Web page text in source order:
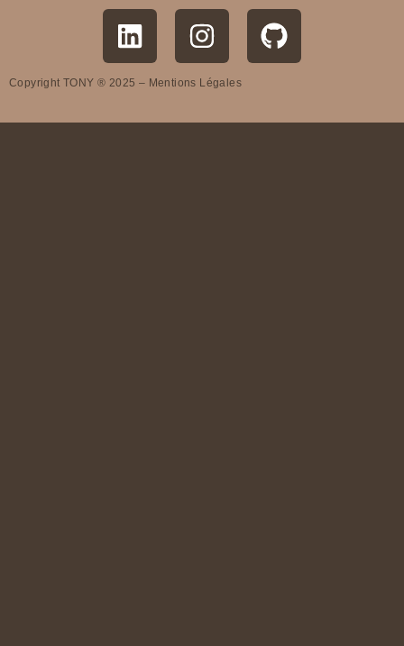
Copyright TONY ® 2025 – Mentions Légales